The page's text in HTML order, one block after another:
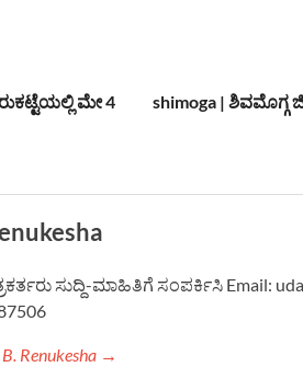
ಮೇ 4
shimoga |
ಸುದ್ದಿ-ಮಾಹಿತಿಗೆ ಸಂಪರ್ಕಿಸಿ Email:
Renukesha →